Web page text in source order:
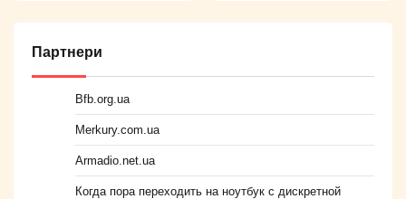
Партнери
Bfb.org.ua
Merkury.com.ua
Armadio.net.ua
Когда пора переходить на ноутбук с дискретной